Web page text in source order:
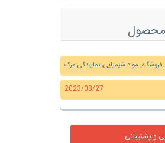
محصول
فروشگاه, مواد شیمیایی,نمایندگی مرک
2023/03/27
و پشتیبانی